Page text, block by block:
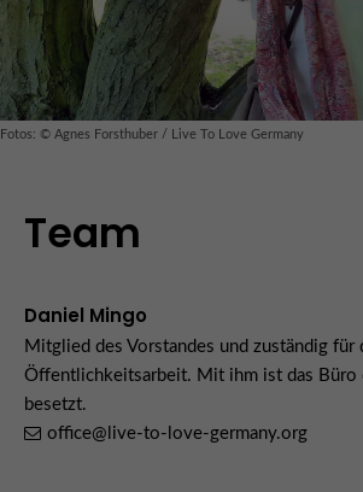
Fotos: © Agnes Forsthuber / Live To Love Germany
Team
Daniel Mingo
Mitglied des Vorstandes und zuständig für
Öffentlichkeitsarbeit. Mit ihm ist das Büro
besetzt.
office@live-to-love-germany.org